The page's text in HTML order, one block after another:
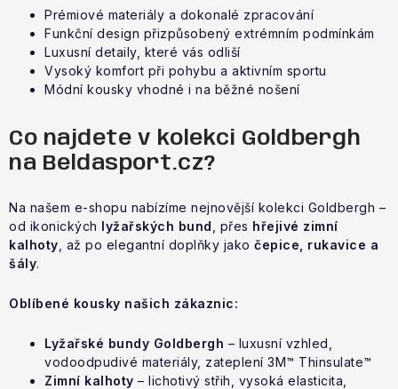
EXTRAS
ZNAČKY
BLOG Doprava a platba
Vrácení a výměna zboží
Obchodní podmínky
Prémiové materiály a dokonalé zpracování
Funkční design přizpůsobený extrémním podmínkám
Luxusní detaily, které vás odliší
Vysoký komfort při pohybu a aktivním sportu
Módní kousky vhodné i na běžné nošení
Co najdete v kolekci Goldbergh
na Beldasport.cz?
Na našem e-shopu nabízíme nejnovější kolekci Goldbergh –
od ikonických lyžařských bund , přes hřejivé zimní
kalhoty , až po elegantní doplňky jako čepice, rukavice a
šály.
Oblíbené kousky našich zákaznic:
Lyžařské bundy Goldbergh – luxusní vzhled,
vodoodpudivé materiály, zateplení 3M™ Thinsulate™
Zimní kalhoty – lichotivý střih, vysoká elasticita,